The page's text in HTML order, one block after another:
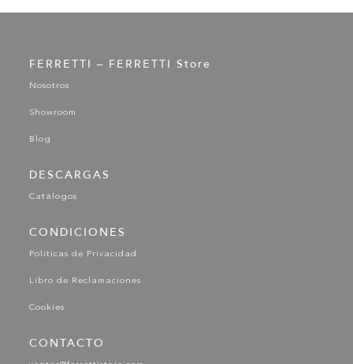
FERRETTI – FERRETTI Store
Nosotros
Showroom
Blog
DESCARGAS
Catálogos
CONDICIONES
Políticas de Privacidad
Libro de Reclamaciones
Cookies
CONTACTO